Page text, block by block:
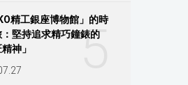
5
精工銀座博物館」的時
：堅持追求精巧鐘錶的
精神」